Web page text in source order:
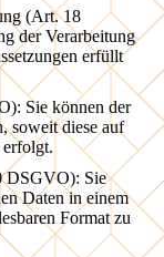
(Art. 18
der Verarbeitung
erfüllt
Sie können der
soweit diese auf
erfolgt.
DSGVO): Sie
Daten in einem
Format zu